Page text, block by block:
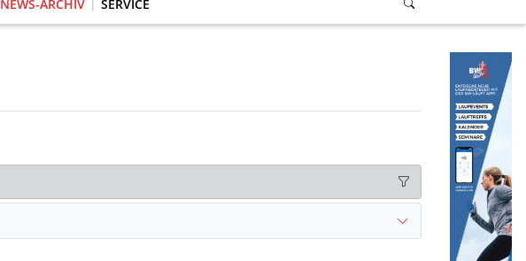
NEWS-ARCHIV SERVICE